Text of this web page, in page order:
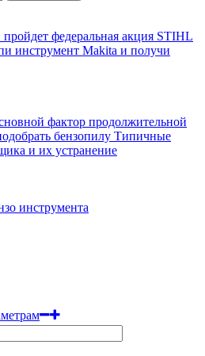
федеральная акция STIHL
инструмент Makita и получи
фактор продолжительной
бензопилу Типичные
и их устранение
инструмента